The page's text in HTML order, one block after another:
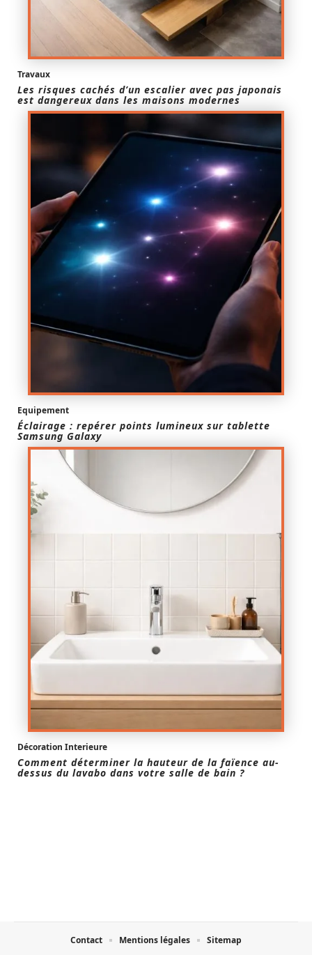
Travaux
Les risques cachés d’un escalier avec pas japonais
est dangereux dans les maisons modernes
Equipement
Éclairage : repérer points lumineux sur tablette
Samsung Galaxy
Décoration Interieure
Comment déterminer la hauteur de la faïence au-
dessus du lavabo dans votre salle de bain ?
Contact Mentions légales Sitemap